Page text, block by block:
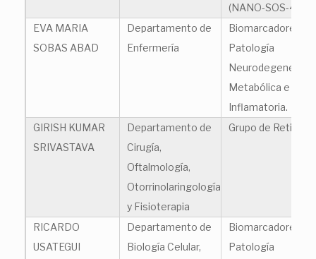
(NANO-SOS-
EVA MARIA
SOBAS ABAD
Departamento de
Enfermería
Biomarcadores en
Patología
Metabólica e
Inflamatoria.
GIRISH KUMAR
SRIVASTAVA
Departamento de
Cirugía,
Oftalmología,
Otorrinolaringología
y Fisioterapia
Grupo de Retina
RICARDO
USATEGUI
Departamento de
Biología Celular,
Biomarcadores en
Patología